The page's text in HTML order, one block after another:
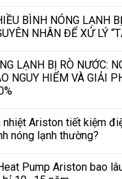
BÌNH NÓNG LẠNH
NHÂN ĐỂ XỬ LÝ
LẠNH BỊ RÒ NƯỚC:
NGUY HIỂM VÀ GIẢI
nhiệt Ariston tiết kiệm
nóng lạnh thường?
Pump Ariston bao